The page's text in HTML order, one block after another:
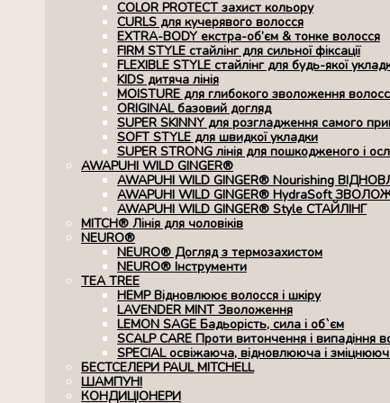
COLOR PROTECT захист кольору
CURLS для кучерявого волосся
EXTRA-BODY екстра-об’єм & тонке волосся
FIRM STYLE стайлінг для сильної фіксації
FLEXIBLE STYLE стайлінг для будь-якої
KIDS дитяча лінія
MOISTURE для глибокого зволоження
ORIGINAL базовий догляд
SUPER SKINNY для розгладження самого
SOFT STYLE для швидкої укладки
SUPER STRONG лінія для пошкодженого і
AWAPUHI WILD GINGER®
AWAPUHI WILD GINGER® Nourishing
AWAPUHI WILD GINGER® HydraSoft
AWAPUHI WILD GINGER® Style СТАЙЛІНГ
MITCH® Лінія для чоловіків
NEURO®
NEURO® Догляд з термозахистом
NEURO® Інструменти
TEA TREE
HEMP Відновлюює волосся і шкіру
LAVENDER MINT Зволоження
LEMON SAGE Бадьорість, сила і об`єм
SCALP CARE Проти витончення і випадіння
SPECIAL освіжаюча, відновлююча і
БЕСТСЕЛЕРИ PAUL MITCHELL
ШАМПУНІ
КОНДИЦІОНЕРИ